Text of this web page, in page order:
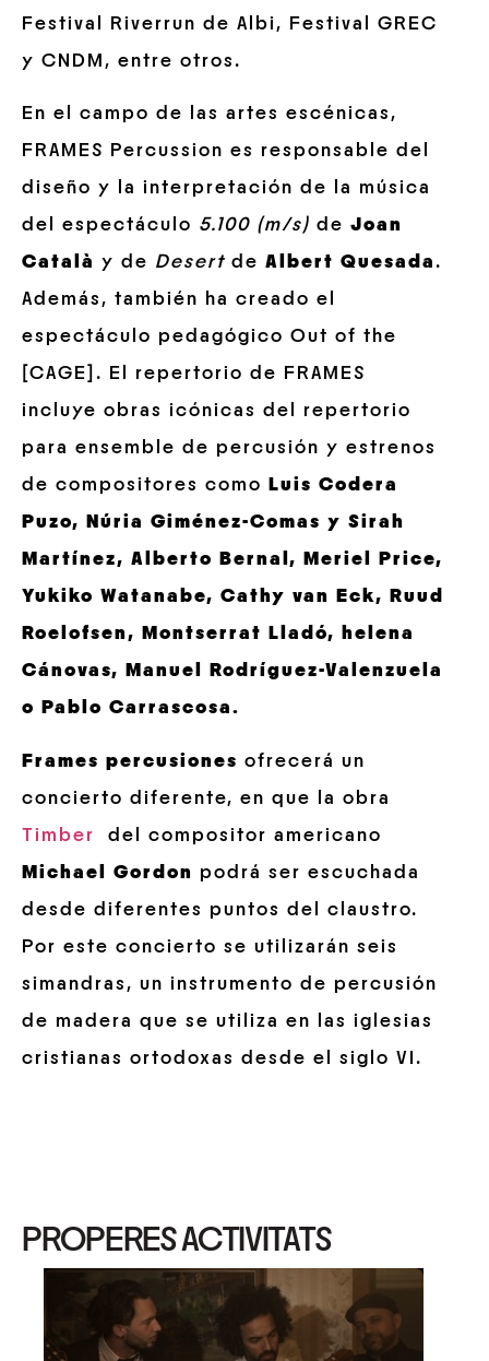
Festival Riverrun de Albi, Festival GREC
y CNDM, entre otros.
En el campo de las artes escénicas,
FRAMES Percussion es responsable del
diseño y la interpretación de la música
del espectáculo 5.100 (m/s) de Joan
Català y de Desert de Albert Quesada.
Además, también ha creado el
espectáculo pedagógico Out of the
[CAGE]. El repertorio de FRAMES
incluye obras icónicas del repertorio
para ensemble de percusión y estrenos
de compositores como
Luis Codera
Puzo, Núria Giménez-Comas y Sirah
Martínez, Alberto Bernal, Meriel Price,
Yukiko Watanabe, Cathy van Eck, Ruud
Roelofsen, Montserrat Lladó, helena
Cánovas, Manuel Rodríguez-Valenzuela
o Pablo Carrascosa.
Frames percusiones ofrecerá un
concierto diferente, en que la obra
Timber
del compositor americano
Michael Gordon podrá ser escuchada
desde diferentes puntos del claustro.
Por este concierto se utilizarán seis
simandras, un instrumento de percusión
de madera que se utiliza en las iglesias
cristianas ortodoxas desde el siglo VI.
PROPERES ACTIVITATS